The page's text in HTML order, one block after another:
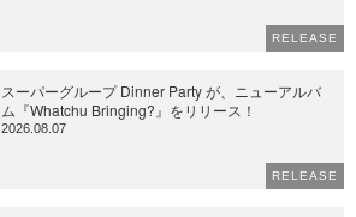
RELEASE
スーパーグループ Dinner Party が、ニューアルバ
ム『Whatchu Bringing?』をリリース！
2026.08.07
RELEASE